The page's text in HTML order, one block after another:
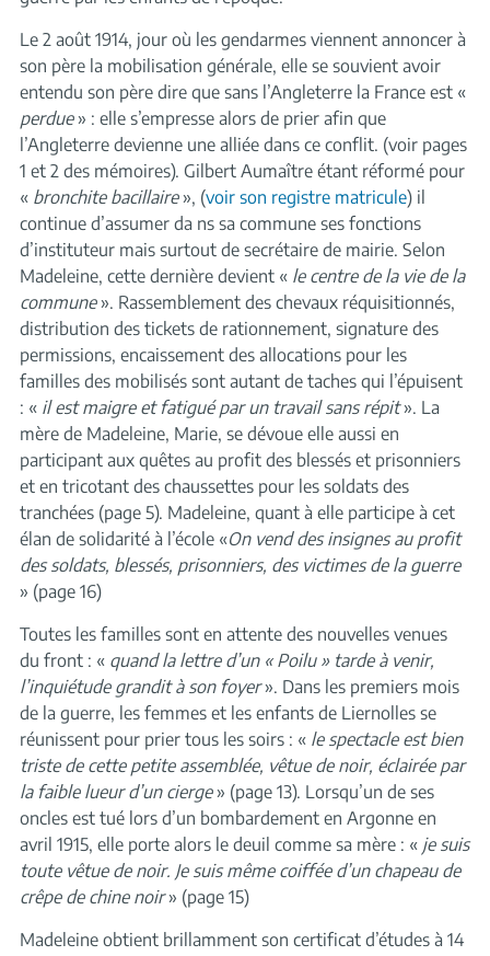
Le 2 août 1914, jour où les gendarmes viennent annoncer à
son père la mobilisation générale, elle se souvient avoir
entendu son père dire que sans l’Angleterre la France est «
perdue» : elle s’empresse alors de prier afin que
l’Angleterre devienne une alliée dans ce conflit. (voir pages
1 et 2 des mémoires). Gilbert Aumaître étant réformé pour
« bronchite bacillaire», (voir son registre matricule) il
continue d’assumer da ns sa commune ses fonctions
d’instituteur mais surtout de secrétaire de mairie. Selon
Madeleine, cette dernière devient « le centre de la vie de la
commune». Rassemblement des chevaux réquisitionnés,
distribution des tickets de rationnement, signature des
permissions, encaissement des allocations pour les
familles des mobilisés sont autant de taches qui l’épuisent
: « il est maigre et fatigué par un travail sans répit». La
mère de Madeleine, Marie, se dévoue elle aussi en
participant aux quêtes au profit des blessés et prisonniers
et en tricotant des chaussettes pour les soldats des
tranchées (page 5). Madeleine, quant à elle participe à cet
élan de solidarité à l’école «On vend des insignes au profit
des soldats, blessés, prisonniers, des victimes de la guerre
» (page 16)
Toutes les familles sont en attente des nouvelles venues
du front : « quand la lettre d’un « Poilu » tarde à venir,
l’inquiétude grandit à son foyer». Dans les premiers mois
de la guerre, les femmes et les enfants de Liernolles se
réunissent pour prier tous les soirs : « le spectacle est bien
triste de cette petite assemblée, vêtue de noir, éclairée par
la faible lueur d’un cierge» (page 13). Lorsqu’un de ses
oncles est tué lors d’un bombardement en Argonne en
avril 1915, elle porte alors le deuil comme sa mère : « je suis
toute vêtue de noir. Je suis même coiffée d’un chapeau de
crêpe de chine noir» (page 15)
Madeleine obtient brillamment son certificat d’études à 14